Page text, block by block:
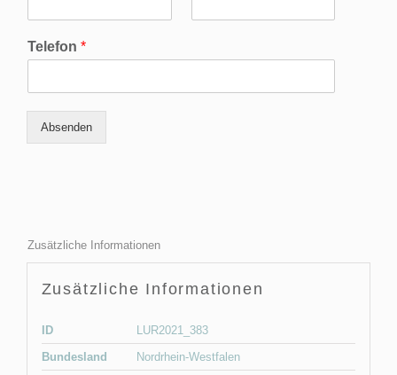
Telefon *
Absenden
Zusätzliche Informationen
Zusätzliche Informationen
ID
LUR2021_383
Bundesland
Nordrhein-Westfalen